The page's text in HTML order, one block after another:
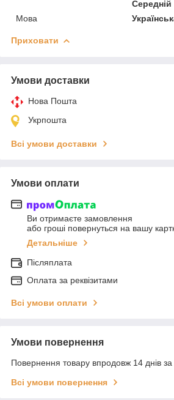
Середній
Мова
Приховати
Умови доставки
Нова Пошта
Укрпошта
Всі умови доставки
Умови оплати
Ви отримаєте замовлення
або гроші повернуться на вашу
Детальніше
Післяплата
Оплата за реквізитами
Всі умови оплати
Умови повернення
Повернення товару впродовж 14 днів
Всі умови повернення